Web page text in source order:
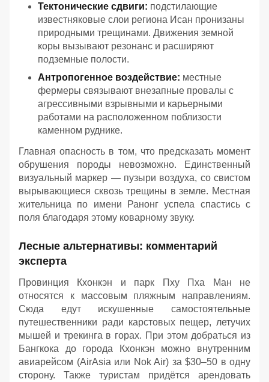
Тектонические сдвиги: подстилающие
известняковые слои региона Исан пронизаны
природными трещинами. Движения земной
коры вызывают резонанс и расширяют
подземные полости.
Антропогенное воздействие: местные
фермеры связывают внезапные провалы с
агрессивными взрывными и карьерными
работами на расположенном поблизости
каменном руднике.
Главная опасность в том, что предсказать момент
обрушения породы невозможно. Единственный
визуальный маркер — пузыри воздуха, со свистом
вырывающиеся сквозь трещины в земле. Местная
жительница по имени Ранонг успела спастись с
поля благодаря этому коварному звуку.
Лесные альтернативы: комментарий
эксперта
Провинция Кхонкэн и парк Пху Пха Ман не
относятся к массовым пляжным направлениям.
Сюда едут искушенные самостоятельные
путешественники ради карстовых пещер, летучих
мышей и трекинга в горах. При этом добраться из
Бангкока до города Кхонкэн можно внутренним
авиарейсом (AirAsia или Nok Air) за $30–50 в одну
сторону. Также туристам придётся арендовать